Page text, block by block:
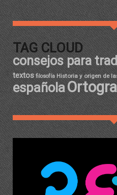
TAG CLOUD
consejos para
textos filosofía Historia y origen de
española